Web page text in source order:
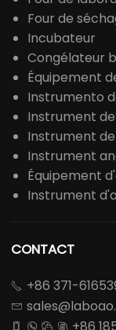
Four de
Incubateur
Congélateur
Équipement
Instrumento
Instrument
Instrument
Instrument
Équipement
Instrument
CONTACT
 +86 371-

    +86